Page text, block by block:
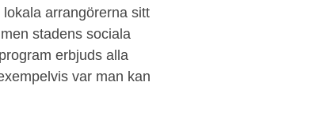
arrangörerna sitt
stadens sociala
erbjuds alla
var man kan